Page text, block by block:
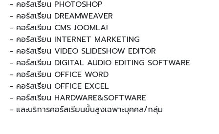
- คอร์สเรียน PHOTOSHOP
- คอร์สเรียน DREAMWEAVER
- คอร์สเรียน CMS JOOMLA!
- คอร์สเรียน INTERNET MARKETING
- คอร์สเรียน VIDEO SLIDESHOW EDITOR
- คอร์สเรียน DIGITAL AUDIO EDITING SOFTWARE
- คอร์สเรียน OFFICE WORD
- คอร์สเรียน OFFICE EXCEL
- คอร์สเรียน HARDWARE&SOFTWARE
- และบริการคอร์สเรียนขั้นสูงเฉพาะบุคคล/กลุ่ม